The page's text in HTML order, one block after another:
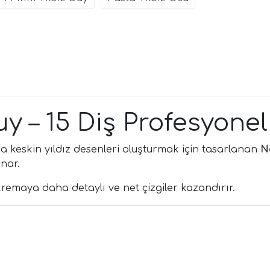
– 15 Diş
keskin yıldız desenleri oluşturmak için tasarlanan
daha detaylı ve net çizgiler kazandırır.